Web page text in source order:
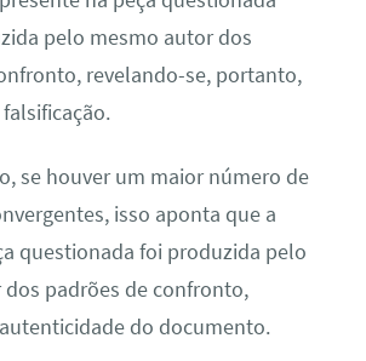
pelo mesmo autor dos
revelando-se, portanto,
se houver um maior número de
isso aponta que a
questionada foi produzida pelo
padrões de confronto,
do documento.